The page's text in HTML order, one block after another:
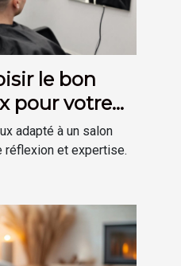
le bon
pour votre
adapté à un salon
réflexion et expertise.